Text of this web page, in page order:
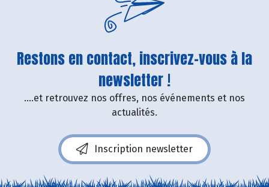
Restons en contact, inscrivez-vous à la
newsletter !
....et retrouvez nos offres, nos événements et nos
actualités.
Inscription newsletter